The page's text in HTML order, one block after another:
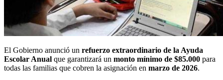
El Gobierno anunció un refuerzo extraordinario de la Ayuda
Escolar Anual que garantizará un monto mínimo de $85.000 para
todas las familias que cobren la asignación en marzo de 2026.